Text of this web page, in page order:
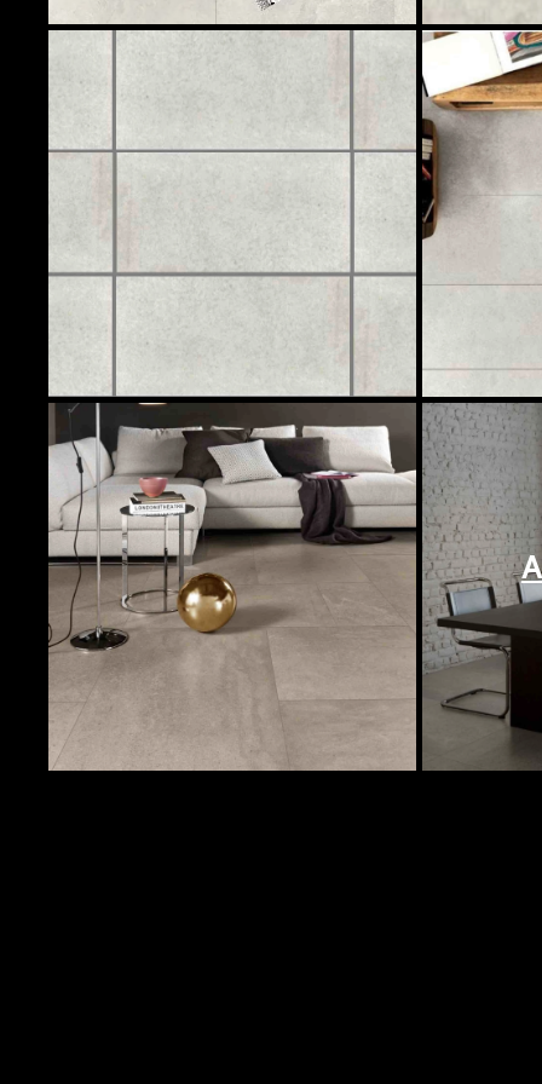
Produits en stock
Image Quantité
144 pi²